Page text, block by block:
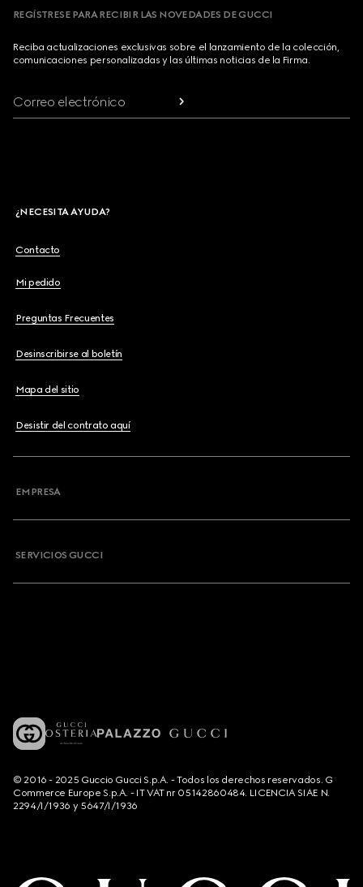
REGÍSTRESE PARA RECIBIR LAS NOVEDADES DE GUCCI
Reciba actualizaciones exclusivas sobre el lanzamiento de la colección,
comunicaciones personalizadas y las últimas noticias de la Firma.
Correo electrónico
¿NECESITA AYUDA?
Contacto
Mi pedido
Preguntas Frecuentes
Desinscribirse al boletín
Mapa del sitio
Desistir del contrato aquí
EMPRESA
SERVICIOS GUCCI
© 2016 - 2025 Guccio Gucci S.p.A. - Todos los derechos reservados. G
Commerce Europe S.p.A. - IT VAT nr 05142860484. LICENCIA SIAE N.
2294/I/1936 y 5647/I/1936